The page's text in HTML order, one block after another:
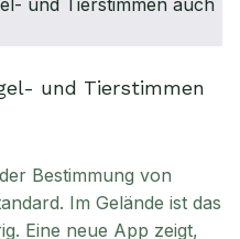
und Tierstimmen
Bestimmung von
Im Gelände ist das
Eine neue App zeigt,